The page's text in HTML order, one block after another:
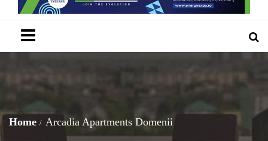
Home Arcadia Apartments Domenii